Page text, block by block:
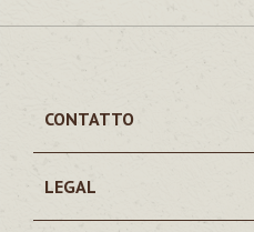
CONTATTO
LEGAL